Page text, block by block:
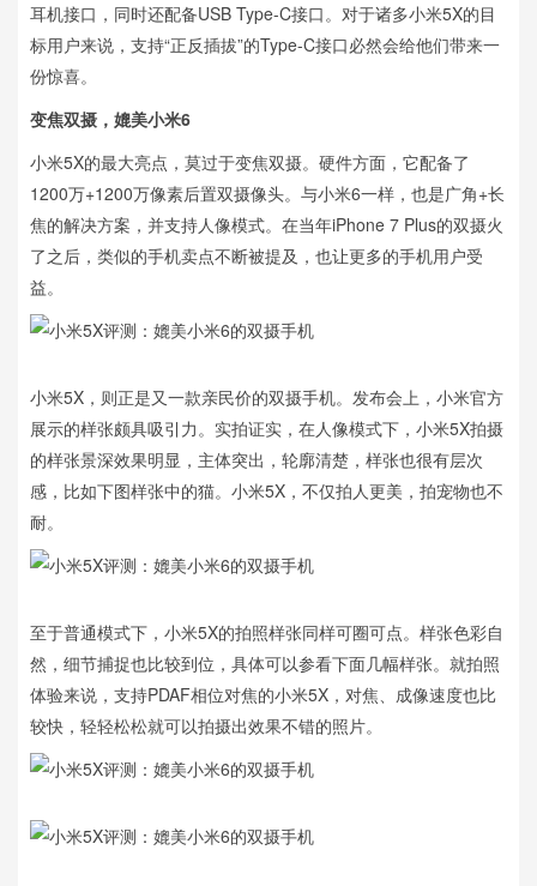
耳机接口，同时还配备USB Type-C接口。对于诸多小米5X的目
标用户来说，支持“正反插拔”的Type-C接口必然会给他们带来一
份惊喜。
变焦双摄，媲美小米6
小米5X的最大亮点，莫过于变焦双摄。硬件方面，它配备了
1200万+1200万像素后置双摄像头。与小米6一样，也是广角+长
焦的解决方案，并支持人像模式。在当年iPhone 7 Plus的双摄火
了之后，类似的手机卖点不断被提及，也让更多的手机用户受
益。
小米5X，则正是又一款亲民价的双摄手机。发布会上，小米官方
展示的样张颇具吸引力。实拍证实，在人像模式下，小米5X拍摄
的样张景深效果明显，主体突出，轮廓清楚，样张也很有层次
感，比如下图样张中的猫。小米5X，不仅拍人更美，拍宠物也不
耐。
至于普通模式下，小米5X的拍照样张同样可圈可点。样张色彩自
然，细节捕捉也比较到位，具体可以参看下面几幅样张。就拍照
体验来说，支持PDAF相位对焦的小米5X，对焦、成像速度也比
较快，轻轻松松就可以拍摄出效果不错的照片。